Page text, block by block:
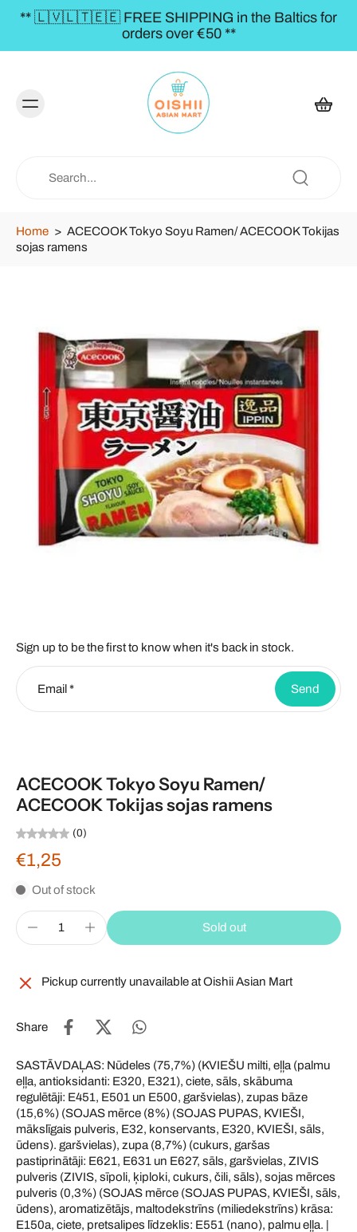
** 🇱🇻🇱🇹🇪🇪 FREE SHIPPING in the Baltics for
orders over €50 **
Home > ACECOOK Tokyo Soyu Ramen/ ACECOOK Tokijas
sojas ramens
Sign up to be the first to know when it's back in stock.
Email * Send
ACECOOK Tokyo Soyu Ramen/
ACECOOK Tokijas sojas ramens
(0)
€1,25
Out of stock
Sold out
Pickup currently unavailable atOishii Asian Mart
Share
SASTĀVDAĻAS: Nūdeles (75,7%) (KVIEŠU milti, eļļa (palmu
eļļa, antioksidanti: E320, E321), ciete, sāls, skābuma
regulētāji: E451, E501 un E500, garšvielas), zupas bāze
(15,6%) (SOJAS mērce (8%) (SOJAS PUPAS, KVIEŠI,
mākslīgais pulveris, E32, konservants, E320, KVIEŠI, sāls,
ūdens). garšvielas), zupa (8,7%) (cukurs, garšas
pastiprinātāji: E621, E631 un E627, sāls, garšvielas, ZIVIS
pulveris (ZIVIS, sīpoli, ķiploki, cukurs, čili, sāls), sojas mērces
pulveris (0,3%) (SOJAS mērce (SOJAS PUPAS, KVIEŠI, sāls,
ūdens), aromatizētājs, maltodekstrīns (miliedekstrīns) krāsa:
E150a, ciete, pretsalipes līdzeklis: E551 (nano), palmu eļļa. |